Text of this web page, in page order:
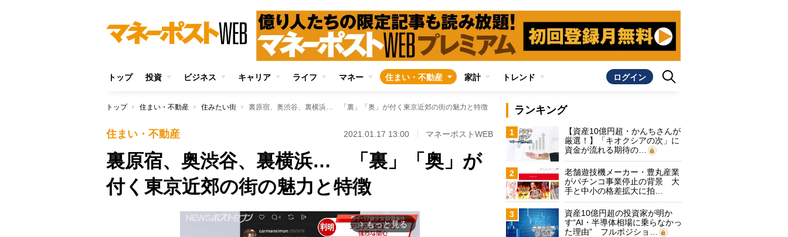
トップ 投資 ビジネス キャリア ライフ マネー 住まい・不動産 家計 トレンド ログイン
トップ 住まい・不動産 住みたい街 裏原宿、奥渋谷、裏横浜… 「裏」「奥」が付く東京近郊の街の魅力と特徴
住まい・不動産 2021.01.17 13:00 マネーポストWEB
裏原宿、奥渋谷、裏横浜… 「裏」「奥」が
付く東京近郊の街の魅力と特徴
arrow_forward_ios もっと見る
ランキング
1
【資産10億円超・かんちさんが
厳選！】「キオクシアの次」に
資金が流れる期待の…
2
老舗遊技機メーカー・豊丸産業
がパチンコ事業停止の背景 大
手と中小の格差拡大に拍…
3
資産10億円超の投資家が明か
す“AI・半導体相場に乗らなかっ
た理由” フルポジショ…